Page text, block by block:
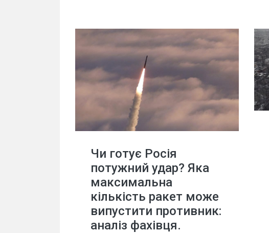
Чи готує Росія
потужний удар? Яка
максимальна
кількість ракет може
випустити противник:
аналіз фахівця.